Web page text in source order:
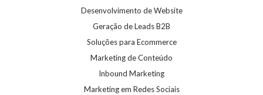
Desenvolvimento de Website
Geração de Leads B2B
Soluções para Ecommerce
Marketing de Conteúdo
Inbound Marketing
Marketing em Redes Sociais